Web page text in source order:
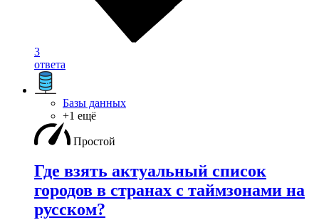
3
ответа
Базы данных
+1 ещё
Простой
Где взять актуальный список
городов в странах с таймзонами на
русском?